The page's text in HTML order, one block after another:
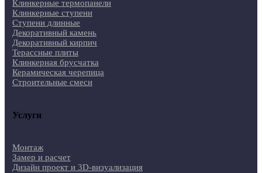
Клинкерные термопанели
Клинкерные ступени
Ступени длинные
Декоративный камень
Декоративный кирпич
Терассные плиты
Клинкерная брусчатка
Керамическая черепица
Строительные смеси
Услуги
Монтаж
Замер и расчет
Дизайн проект и 3D-визуализация